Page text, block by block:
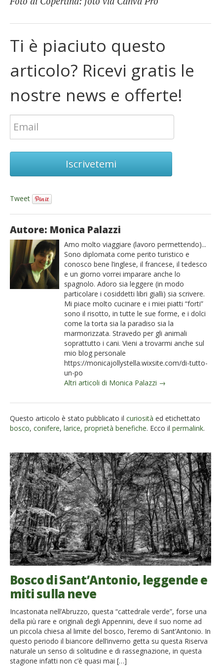
Ti è piaciuto questo
articolo? Ricevi gratis le
nostre news e offerte!
Iscrivetemi
Tweet
Autore: Monica Palazzi
Amo molto viaggiare (lavoro permettendo)...
Sono diplomata come perito turistico e
conosco bene l’inglese, il francese, il tedesco
e un giorno vorrei imparare anche lo
spagnolo. Adoro sia leggere (in modo
particolare i cosiddetti libri gialli) sia scrivere.
Mi piace molto cucinare e i miei piatti “forti”
sono il risotto, in tutte le sue forme, e i dolci
come la torta sia la paradiso sia la
marmorizzata. Stravedo per gli animali
soprattutto i cani. Vieni a trovarmi anche sul
mio blog personale
https://monicajollystella.wixsite.com/di-tutto-
un-po
Altri articoli di Monica Palazzi →
Questo articolo è stato pubblicato il curiosità ed etichettato
bosco, conifere, larice, proprietà benefiche. Ecco il permalink.
Bosco di Sant’Antonio, leggende e
miti sulla neve
Incastonata nell’Abruzzo, questa “cattedrale verde”, forse una
della più rare e originali degli Appennini, deve il suo nome ad
un piccola chiesa al limite del bosco, l’eremo di Sant’Antonio. In
questo periodo il biancore dell’inverno getta su questa Riserva
naturale un senso di solitudine e di rassegnazione, in questa
stagione infatti non c’è quasi mai […]